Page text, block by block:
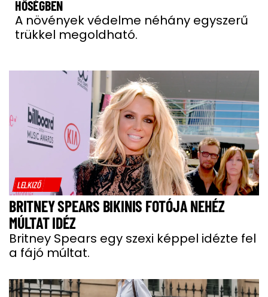
HŐSÉGBEN
A növények védelme néhány egyszerű
trükkel megoldható.
LELKIZŐ
BRITNEY SPEARS BIKINIS FOTÓJA NEHÉZ
MÚLTAT IDÉZ
Britney Spears egy szexi képpel idézte fel
a fájó múltat.